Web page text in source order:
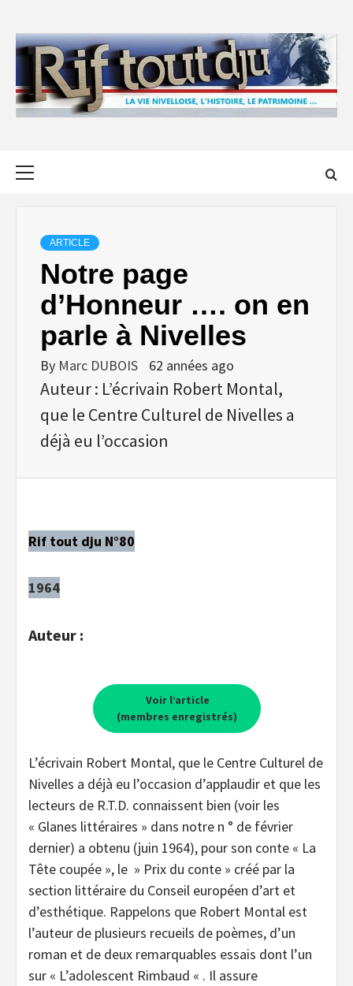
content
ARTICLE
Notre page
d’Honneur …. on en
parle à Nivelles
By Marc DUBOIS 62 années ago
Auteur : L’écrivain Robert Montal,
que le Centre Culturel de Nivelles a
déjà eu l’occasion
Rif tout dju N°80
1964
Auteur :
Voir l’article
(membres enregistrés)
L’écrivain Robert Montal, que le Centre Culturel de
Nivelles a déjà eu l’occasion d’applaudir et que les
lecteurs de R.T.D. connaissent bien (voir les
« Glanes littéraires » dans notre n ° de février
dernier) a obtenu (juin 1964), pour son conte « La
Tête coupée », le » Prix du conte » créé par la
section littéraire du Conseil européen d’art et
d’esthétique. Rappelons que Robert Montal est
l’auteur de plusieurs recueils de poèmes, d’un
roman et de deux remarquables essais dont l’un
sur « L’adolescent Rimbaud « . Il assure